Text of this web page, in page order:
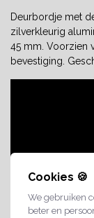
Cookies 🍪
We gebruiken
beter en
Deurbordje met
zilverkleurig
45 mm. Voorzien
bevestiging.